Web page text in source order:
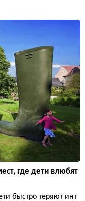
где дети влюбят
быстро теряют инт